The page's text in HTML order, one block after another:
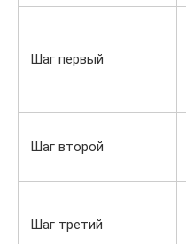
Шаг первый
Шаг второй
Шаг третий